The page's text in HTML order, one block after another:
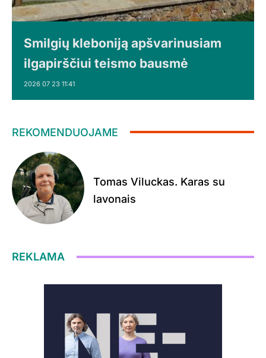
Smilgių kleboniją apšvarinusiam
ilgapirščiui teismo bausmė
2026 07 23 11:41
REKOMENDUOJAME
Tomas Viluckas. Karas su
lavonais
REKLAMA